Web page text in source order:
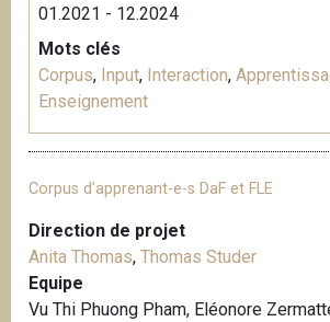
01.2021 - 12.2024
Mots clés
Corpus, Input, Interaction,
Enseignement
Corpus d’apprenant-e-s DaF et FLE
Direction de projet
Anita Thomas, Thomas Studer
Equipe
Vu Thi Phuong Pham, Eléonore